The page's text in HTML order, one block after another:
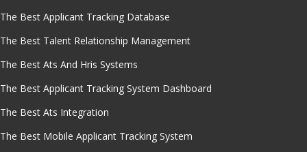
The Best Applicant Tracking Database
The Best Talent Relationship Management
The Best Ats And Hris Systems
The Best Applicant Tracking System Dashboard
The Best Ats Integration
The Best Mobile Applicant Tracking System